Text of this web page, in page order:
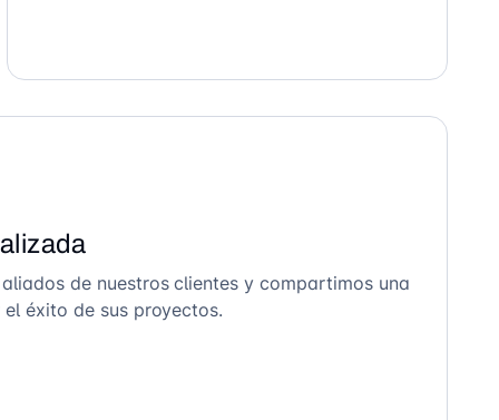
de nuestros clientes y compartimos una
éxito de sus proyectos.